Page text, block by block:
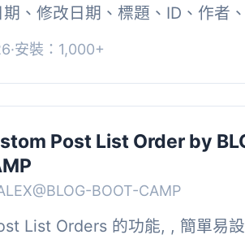
、修改日期、標題、ID、作者
·安裝：1,000+
Post List Order by
BOOT-CAMP
List Orders 的功能, , 簡單易